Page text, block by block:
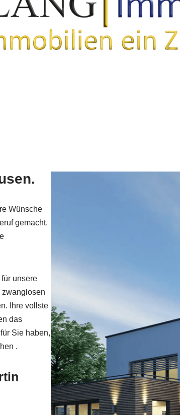
Wünsche
gemacht.
unsere
zwanglosen
Ihre vollste
das
Sie haben,
.